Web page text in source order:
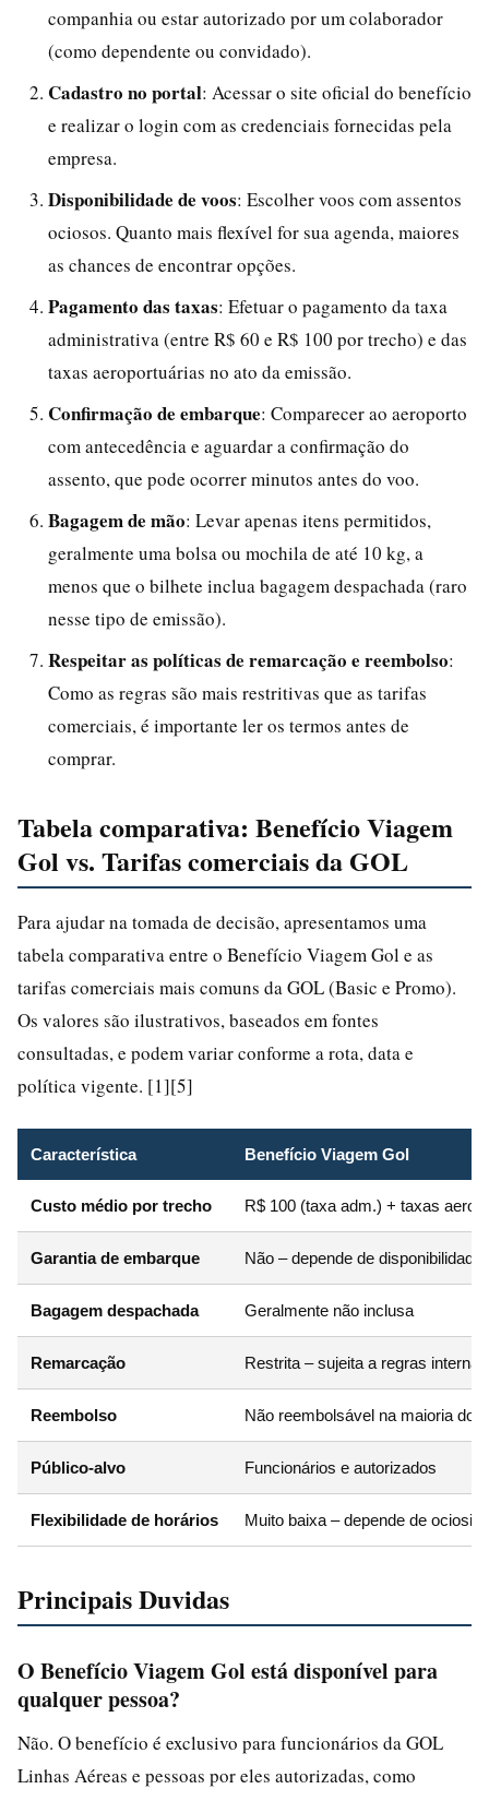
companhia ou estar autorizado por um colaborador
(como dependente ou convidado).
Cadastro no portal: Acessar o site oficial do benefício
e realizar o login com as credenciais fornecidas pela
empresa.
Disponibilidade de voos: Escolher voos com assentos
ociosos. Quanto mais flexível for sua agenda, maiores
as chances de encontrar opções.
Pagamento das taxas: Efetuar o pagamento da taxa
administrativa (entre R$ 60 e R$ 100 por trecho) e das
taxas aeroportuárias no ato da emissão.
Confirmação de embarque: Comparecer ao aeroporto
com antecedência e aguardar a confirmação do
assento, que pode ocorrer minutos antes do voo.
Bagagem de mão: Levar apenas itens permitidos,
geralmente uma bolsa ou mochila de até 10 kg, a
menos que o bilhete inclua bagagem despachada (raro
nesse tipo de emissão).
Respeitar as políticas de remarcação e reembolso:
Como as regras são mais restritivas que as tarifas
comerciais, é importante ler os termos antes de
comprar.
Tabela comparativa: Benefício Viagem
Gol vs. Tarifas comerciais da GOL
Para ajudar na tomada de decisão, apresentamos uma
tabela comparativa entre o Benefício Viagem Gol e as
tarifas comerciais mais comuns da GOL (Basic e Promo).
Os valores são ilustrativos, baseados em fontes
consultadas, e podem variar conforme a rota, data e
política vigente. [1][5]
Característica Benefício Viagem Gol
Custo médio por trecho R$ 100 (taxa adm.) + taxas
Garantia de embarque Não – depende de disponibilidade
Bagagem despachada Geralmente não inclusa
Remarcação Restrita – sujeita a regras internas
Reembolso Não reembolsável na maioria dos
Público-alvo Funcionários e autorizados
Flexibilidade de horários Muito baixa – depende de
Principais Duvidas
O Benefício Viagem Gol está disponível para
qualquer pessoa?
Não. O benefício é exclusivo para funcionários da GOL
Linhas Aéreas e pessoas por eles autorizadas, como